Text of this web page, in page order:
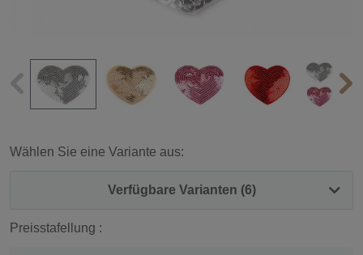
Wählen Sie eine Variante aus:
Verfügbare Varianten (6)
Preisstafellung :